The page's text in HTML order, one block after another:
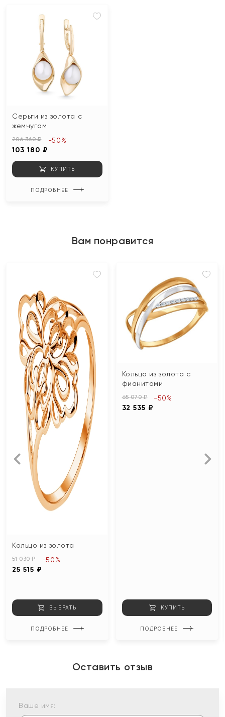
Серьги из золота с
жемчугом
206 360 ₽
103 180 ₽
-50%
КУПИТЬ
ПОДРОБНЕЕ
Вам понравится
Кольцо из золота
51 030 ₽
25 515 ₽
-50%
ВЫБРАТЬ
ПОДРОБНЕЕ
Кольцо из золота с
фианитами
65 070 ₽
32 535 ₽
-50%
КУПИТЬ
ПОДРОБНЕЕ
Оставить отзыв
Ваше имя: